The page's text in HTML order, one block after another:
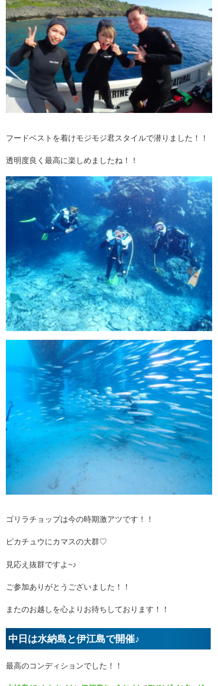
フードベストを着けモジモジ君スタイルで潜りました！！
透明度良く最高に楽しめましたね！！
ゴリラチョップは今の時期激アツです！！
ピカチュウにカマスの大群♡
見応え抜群ですよ~♪
ご参加ありがとうございました！！
またのお越しを心よりお待ちしております！！
中日は水納島と伊江島で開催♪
最高のコンディションでした！！